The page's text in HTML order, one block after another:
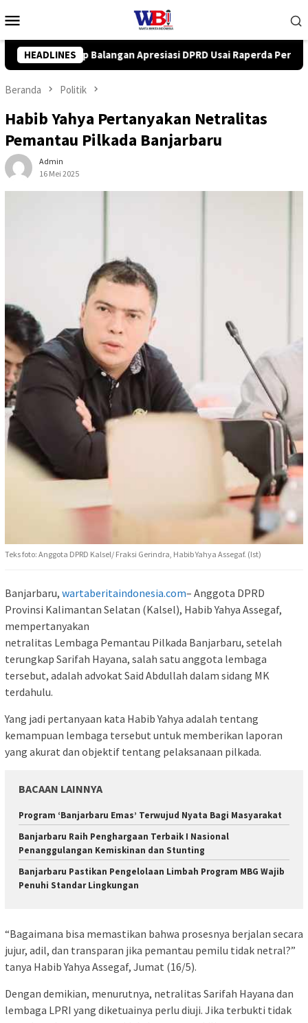
ke
Mobile
HEADLINES
Usai Raperda Perubahan APBD 2026 Resmi Disepakati
Beranda Politik
Habib Yahya Pertanyakan Netralitas
Pemantau Pilkada Banjarbaru
Admin
16 Mei 2025
Teks foto: Anggota DPRD Kalsel/ Fraksi Gerindra, Habib Yahya Assegaf. (Ist)
Banjarbaru, wartaberitaindonesia.com– Anggota DPRD
Provinsi Kalimantan Selatan (Kalsel), Habib Yahya Assegaf,
mempertanyakan
netralitas Lembaga Pemantau Pilkada Banjarbaru, setelah
terungkap Sarifah Hayana, salah satu anggota lembaga
tersebut, adalah advokat Said Abdullah dalam sidang MK
terdahulu.
Yang jadi pertanyaan kata Habib Yahya adalah tentang
kemampuan lembaga tersebut untuk memberikan laporan
yang akurat dan objektif tentang pelaksanaan pilkada.
BACAAN LAINNYA
Program ‘Banjarbaru Emas’ Terwujud Nyata Bagi Masyarakat
Banjarbaru Raih Penghargaan Terbaik I Nasional
Penanggulangan Kemiskinan dan Stunting
Banjarbaru Pastikan Pengelolaan Limbah Program MBG Wajib
Penuhi Standar Lingkungan
“Bagaimana bisa memastikan bahwa prosesnya berjalan secara
jujur, adil, dan transparan jika pemantau pemilu tidak netral?”
tanya Habib Yahya Assegaf, Jumat (16/5).
Dengan demikian, menurutnya, netralitas Sarifah Hayana dan
lembaga LPRI yang diketuainya perlu diuji. Jika terbukti tidak